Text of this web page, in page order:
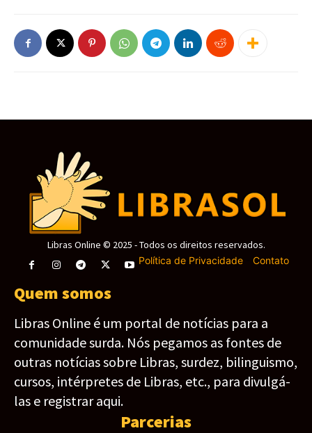
Libras Online © 2025 - Todos os direitos reservados.
Política de Privacidade- Contato
Quem somos
Libras Online é um portal de notícias para a
comunidade surda. Nós pegamos as fontes de
outras notícias sobre Libras, surdez, bilinguismo,
cursos, intérpretes de Libras, etc., para divulgá-
las e registrar aqui.
Parcerias